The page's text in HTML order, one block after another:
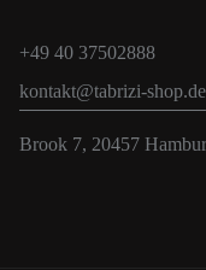
+49 40 37502888
kontakt@tabrizi-shop.de
Brook 7, 20457